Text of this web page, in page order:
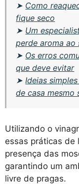
➤ Como
fique seco
➤ Um
perde aroma ao
➤ Os erros
que deve evitar
➤Ideias
de casa mesmo
Utilizando o
essas práticas de
presença das
garantindo um
livre de pragas.